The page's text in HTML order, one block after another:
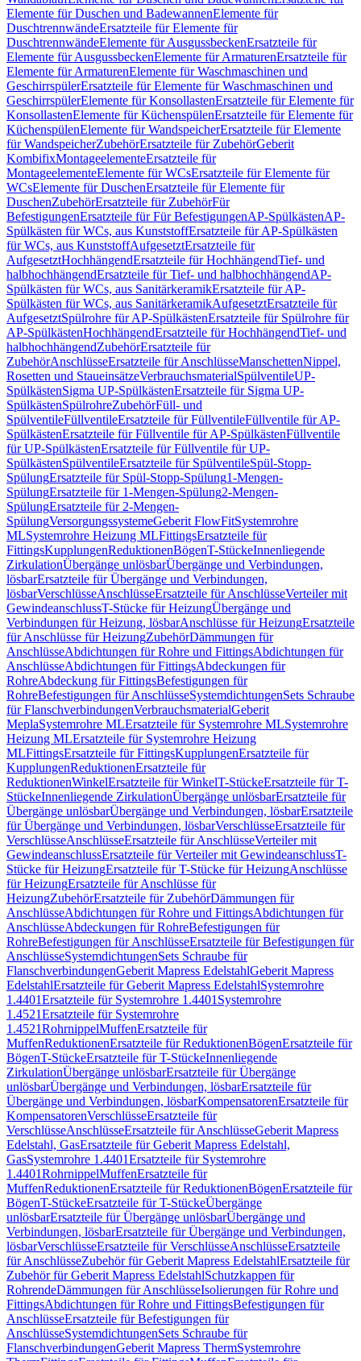
Elemente für Duschen und BadewannenElemente für
DuschtrennwändeErsatzteile für Elemente für
DuschtrennwändeElemente für AusgussbeckenErsatzteile für
Elemente für AusgussbeckenElemente für ArmaturenErsatzteile für
Elemente für ArmaturenElemente für Waschmaschinen und
GeschirrspülerErsatzteile für Elemente für Waschmaschinen und
GeschirrspülerElemente für KonsollastenErsatzteile für Elemente für
KonsollastenElemente für KüchenspülenErsatzteile für Elemente für
KüchenspülenElemente für WandspeicherErsatzteile für Elemente
für WandspeicherZubehörErsatzteile für ZubehörGeberit
KombifixMontageelementeErsatzteile für
MontageelementeElemente für WCsErsatzteile für Elemente für
WCsElemente für DuschenErsatzteile für Elemente für
DuschenZubehörErsatzteile für ZubehörFür
BefestigungenErsatzteile für Für BefestigungenAP-SpülkästenAP-
Spülkästen für WCs, aus KunststoffErsatzteile für AP-Spülkästen
für WCs, aus KunststoffAufgesetztErsatzteile für
AufgesetztHochhängendErsatzteile für HochhängendTief- und
halbhochhängendErsatzteile für Tief- und halbhochhängendAP-
Spülkästen für WCs, aus SanitärkeramikErsatzteile für AP-
Spülkästen für WCs, aus SanitärkeramikAufgesetztErsatzteile für
AufgesetztSpülrohre für AP-SpülkästenErsatzteile für Spülrohre für
AP-SpülkästenHochhängendErsatzteile für HochhängendTief- und
halbhochhängendZubehörErsatzteile für
ZubehörAnschlüsseErsatzteile für AnschlüsseManschettenNippel,
Rosetten und StaueinsätzeVerbrauchsmaterialSpülventileUP-
SpülkästenSigma UP-SpülkästenErsatzteile für Sigma UP-
SpülkästenSpülrohreZubehörFüll- und
SpülventileFüllventileErsatzteile für FüllventileFüllventile für AP-
SpülkästenErsatzteile für Füllventile für AP-SpülkästenFüllventile
für UP-SpülkästenErsatzteile für Füllventile für UP-
SpülkästenSpülventileErsatzteile für SpülventileSpül-Stopp-
SpülungErsatzteile für Spül-Stopp-Spülung1-Mengen-
SpülungErsatzteile für 1-Mengen-Spülung2-Mengen-
SpülungErsatzteile für 2-Mengen-
SpülungVersorgungssystemeGeberit FlowFitSystemrohre
MLSystemrohre Heizung MLFittingsErsatzteile für
FittingsKupplungenReduktionenBögenT-StückeInnenliegende
ZirkulationÜbergänge unlösbarÜbergänge und Verbindungen,
lösbarErsatzteile für Übergänge und Verbindungen,
lösbarVerschlüsseAnschlüsseErsatzteile für AnschlüsseVerteiler mit
GewindeanschlussT-Stücke für HeizungÜbergänge und
Verbindungen für Heizung, lösbarAnschlüsse für HeizungErsatzteile
für Anschlüsse für HeizungZubehörDämmungen für
AnschlüsseAbdichtungen für Rohre und FittingsAbdichtungen für
AnschlüsseAbdichtungen für FittingsAbdeckungen für
RohreAbdeckung für FittingsBefestigungen für
RohreBefestigungen für AnschlüsseSystemdichtungenSets Schraube
für FlanschverbindungenVerbrauchsmaterialGeberit
MeplaSystemrohre MLErsatzteile für Systemrohre MLSystemrohre
Heizung MLErsatzteile für Systemrohre Heizung
MLFittingsErsatzteile für FittingsKupplungenErsatzteile für
KupplungenReduktionenErsatzteile für
ReduktionenWinkelErsatzteile für WinkelT-StückeErsatzteile für T-
StückeInnenliegende ZirkulationÜbergänge unlösbarErsatzteile für
Übergänge unlösbarÜbergänge und Verbindungen, lösbarErsatzteile
für Übergänge und Verbindungen, lösbarVerschlüsseErsatzteile für
VerschlüsseAnschlüsseErsatzteile für AnschlüsseVerteiler mit
GewindeanschlussErsatzteile für Verteiler mit GewindeanschlussT-
Stücke für HeizungErsatzteile für T-Stücke für HeizungAnschlüsse
für HeizungErsatzteile für Anschlüsse für
HeizungZubehörErsatzteile für ZubehörDämmungen für
AnschlüsseAbdichtungen für Rohre und FittingsAbdichtungen für
AnschlüsseAbdeckungen für RohreBefestigungen für
RohreBefestigungen für AnschlüsseErsatzteile für Befestigungen für
AnschlüsseSystemdichtungenSets Schraube für
FlanschverbindungenGeberit Mapress EdelstahlGeberit Mapress
EdelstahlErsatzteile für Geberit Mapress EdelstahlSystemrohre
1.4401Ersatzteile für Systemrohre 1.4401 Systemrohre
1.4521Ersatzteile für Systemrohre
1.4521RohrnippelMuffenErsatzteile für
MuffenReduktionenErsatzteile für ReduktionenBögenErsatzteile für
BögenT-StückeErsatzteile für T-StückeInnenliegende
ZirkulationÜbergänge unlösbarErsatzteile für Übergänge
unlösbarÜbergänge und Verbindungen, lösbarErsatzteile für
Übergänge und Verbindungen, lösbarKompensatorenErsatzteile für
KompensatorenVerschlüsseErsatzteile für
VerschlüsseAnschlüsseErsatzteile für AnschlüsseGeberit Mapress
Edelstahl, GasErsatzteile für Geberit Mapress Edelstahl,
GasSystemrohre 1.4401Ersatzteile für Systemrohre
1.4401RohrnippelMuffenErsatzteile für
MuffenReduktionenErsatzteile für ReduktionenBögenErsatzteile für
BögenT-StückeErsatzteile für T-StückeÜbergänge
unlösbarErsatzteile für Übergänge unlösbarÜbergänge und
Verbindungen, lösbarErsatzteile für Übergänge und Verbindungen,
lösbarVerschlüsseErsatzteile für VerschlüsseAnschlüsseErsatzteile
für AnschlüsseZubehör für Geberit Mapress EdelstahlErsatzteile für
Zubehör für Geberit Mapress EdelstahlSchutzkappen für
RohrendeDämmungen für AnschlüsseIsolierungen für Rohre und
FittingsAbdichtungen für Rohre und FittingsBefestigungen für
AnschlüsseErsatzteile für Befestigungen für
AnschlüsseSystemdichtungenSets Schraube für
FlanschverbindungenGeberit Mapress ThermSystemrohre